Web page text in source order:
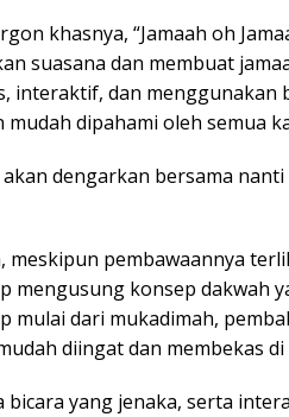
khasnya, “Jamaah oh
suasana dan membuat
interaktif, dan menggunakan
dipahami oleh semua
akan dengarkan bersama nanti
meskipun pembawaannya
mengusung konsep dakwah
dari mukadimah,
diingat dan membekas di
yang jenaka, serta